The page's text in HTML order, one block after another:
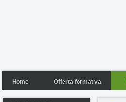
Home Offerta formativa